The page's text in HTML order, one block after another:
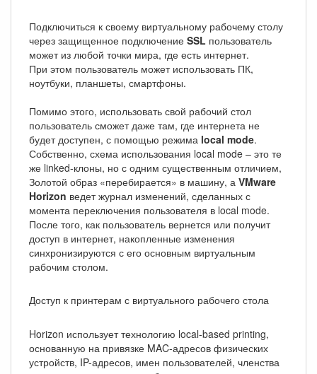
Подключиться к своему виртуальному рабочему столу
через защищенное подключение SSL пользователь
может из любой точки мира, где есть интернет.
При этом пользователь может использовать ПК,
ноутбуки, планшеты, смартфоны.
Помимо этого, использовать свой рабочий стол
пользователь сможет даже там, где интернета не
будет доступен, с помощью режима local mode.
Собственно, схема использования local mode – это те
же linked-клоны, но с одним существенным отличием,
Золотой образ «перебирается» в машину, а VMware
Horizon ведет журнал изменений, сделанных с
момента переключения пользователя в local mode.
После того, как пользователь вернется или получит
доступ в интернет, накопленные изменения
синхронизируются с его основным виртуальным
рабочим столом.
Доступ к принтерам с виртуального рабочего стола
Horizon использует технологию local-based printing,
основанную на привязке MAC-адресов физических
устройств, IP-адресов, имен пользователей, членства